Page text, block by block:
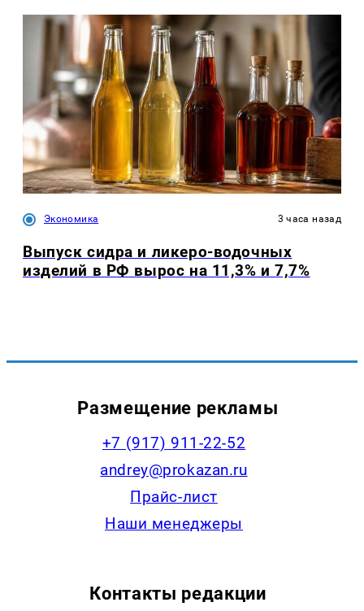
Экономика 3 часа назад
Выпуск сидра и ликеро-водочных
изделий в РФ вырос на 11,3% и 7,7%
Размещение рекламы
+7 (917) 911-22-52
andrey@prokazan.ru
Прайс-лист
Наши менеджеры
Контакты редакции